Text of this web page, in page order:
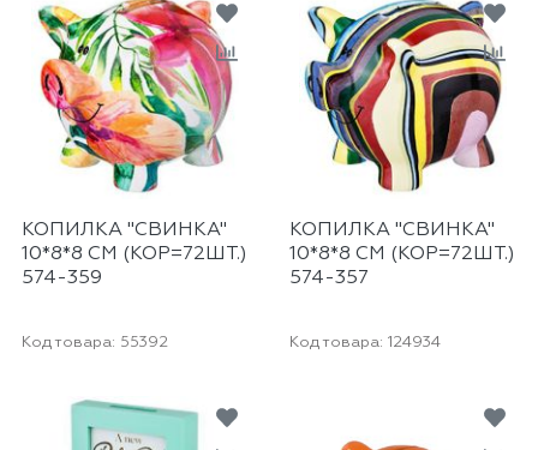
КОПИЛКА "СВИНКА"
10*8*8 СМ (КОР=72ШТ.)
574-359
КОПИЛКА "СВИНКА"
10*8*8 СМ (КОР=72ШТ.)
574-357
Код товара: 55392 Код товара: 124934